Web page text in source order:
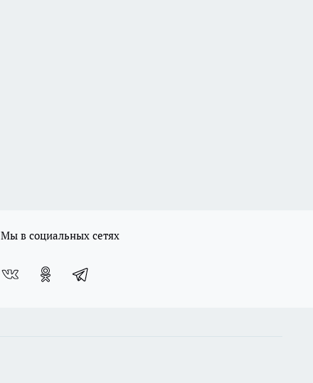
Мы в социальных сетях